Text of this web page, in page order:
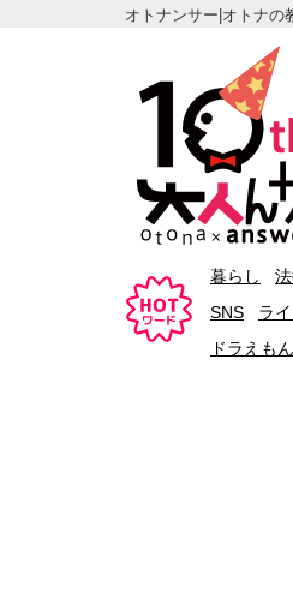
オトナンサー|オトナの
暮らし
SNS
ラ
ドラえもん